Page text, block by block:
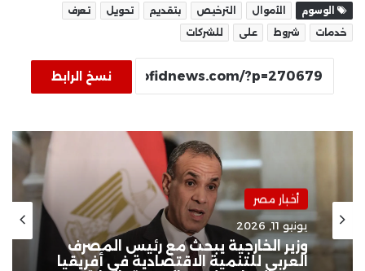
الوسوم الأموال الترخيص بتقديم تحويل
تعرف
خدمات
شروط على للشركات
نسخ الرابط
أخبار مصر
يونيو 11, 2026
وزير الخارجية يبحث مع رئيس المصرف
العربي للتنمية الاقتصادية في أفريقيا